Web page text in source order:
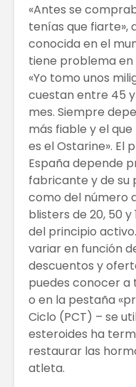
«Antes se
tenías que fiarte»,
conocida en el
tiene problema en
«Yo tomo unos
cuestan entre 45
mes. Siempre
más fiable y el
es el Ostarine». El
España depende
fabricante y de su
como del número
blisters de 20, 50
del principio
variar en función
descuentos y
puedes conocer a
o en la pestaña
Ciclo (PCT) – se
esteroides ha
restaurar las
atleta.